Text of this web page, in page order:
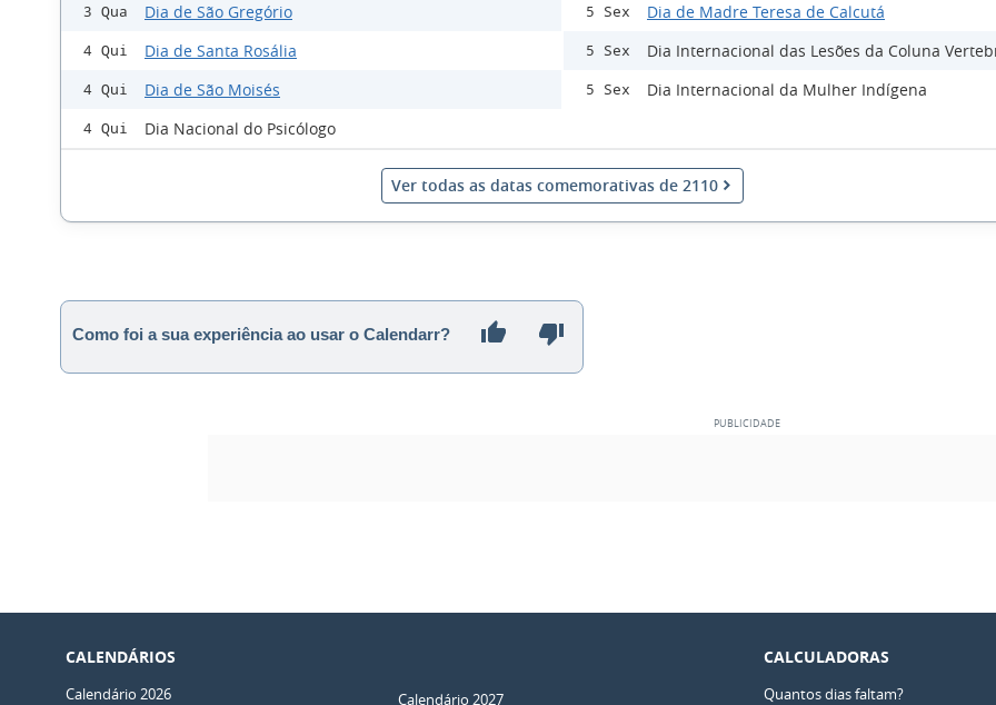
3 Qua Dia de São Gregório
4 Qui Dia de Santa Rosália
4 Qui Dia de São Moisés
4 Qui Dia Nacional do Psicólogo
5 Sex Dia de Madre Teresa de Calcutá
5 Sex Dia Internacional das Lesões da Coluna
5 Sex Dia Internacional da Mulher Indígena
Ver todas as datas comemorativas de 2110
Como foi a sua experiência ao usar o Calendarr?
CALENDÁRIOS
Calendário 2026 Calendário 2027
CALCULADORAS
Quantos dias faltam?